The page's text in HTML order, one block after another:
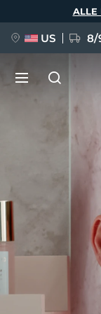
ALLE
US 8/
FAQ™ Pure
BREAKING
issa™ Teeth